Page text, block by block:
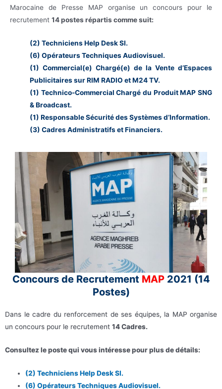
Marocaine de Presse MAP organise un concours pour le
recrutement 14 postes répartis comme suit:
(2) Techniciens Help Desk SI.
(6) Opérateurs Techniques Audiovisuel.
(1) Commercial(e) Chargé(e) de la Vente d’Espaces
Publicitaires sur RIM RADIO et M24 TV.
(1) Technico-Commercial Chargé du Produit MAP SNG
& Broadcast.
(1) Responsable Sécurité des Systèmes d’Information.
(3) Cadres Administratifs et Financiers.
Concours de Recrutement MAP 2021 (14
Postes)
Dans le cadre du renforcement de ses équipes, la MAP organise
un concours pour le recrutement 14 Cadres.
Consultez le poste qui vous intéresse pour plus de détails:
(2) Techniciens Help Desk SI.
(6) Opérateurs Techniques Audiovisuel.